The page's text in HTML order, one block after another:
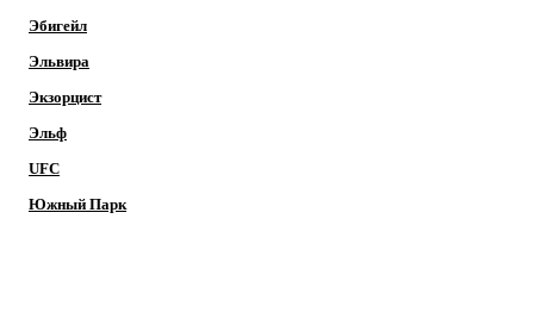
Эбигейл
Эльвира
Экзорцист
Эльф
UFC
Южный Парк